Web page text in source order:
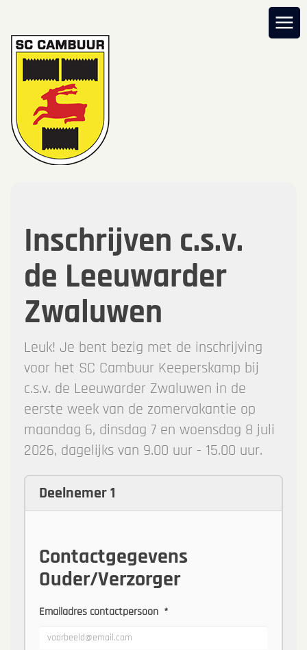
Inschrijven c.s.v.
de Leeuwarder
Zwaluwen
Leuk! Je bent bezig met de inschrijving
voor het SC Cambuur Keeperskamp bij
c.s.v. de Leeuwarder Zwaluwen in de
eerste week van de zomervakantie op
maandag 6, dinsdag 7 en woensdag 8 juli
2026, dagelijks van 9.00 uur - 15.00 uur.
Deelnemer 1
Contactgegevens
Ouder/Verzorger
Emailadres contactpersoon *